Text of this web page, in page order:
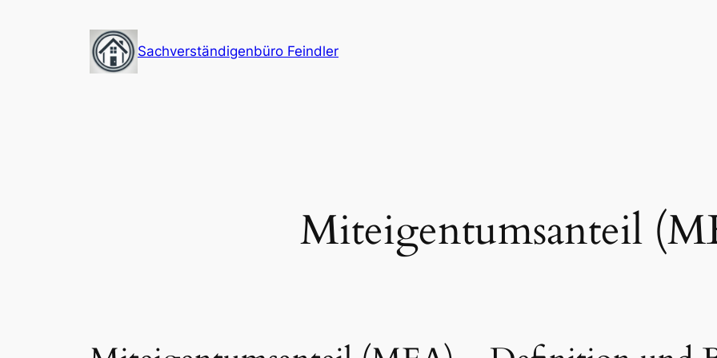
Sachverständigenbüro Feindler
Miteigentumsanteil